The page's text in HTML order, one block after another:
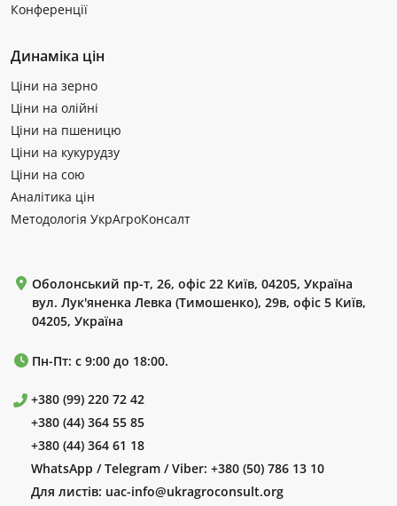
Конференції
Динаміка цін
Ціни на зерно
Ціни на олійні
Ціни на пшеницю
Ціни на кукурудзу
Ціни на сою
Аналітика цін
Методологія УкрАгроКонсалт
Оболонський пр-т, 26, офіс 22 Київ, 04205, Україна
вул. Лук'яненка Левка (Тимошенко), 29в, офіс 5 Київ,
04205, Україна
Пн-Пт: с 9:00 до 18:00.
+380 (99) 220 72 42
+380 (44) 364 55 85
+380 (44) 364 61 18
WhatsApp / Telegram / Viber: +380 (50) 786 13 10
Для листів: uac-info@ukragroconsult.org